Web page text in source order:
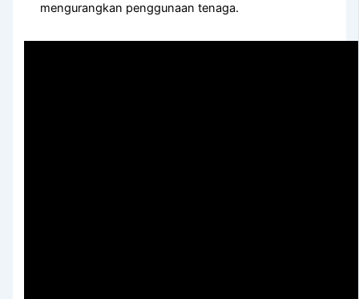
mengurangkan penggunaan tenaga.